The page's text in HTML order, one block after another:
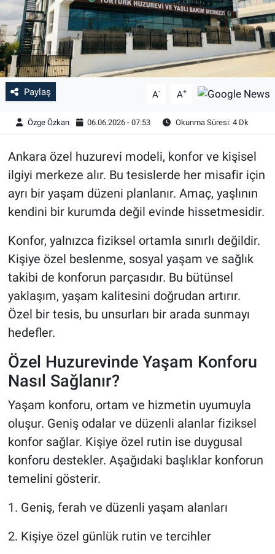
Paylaş A- A+
Özge Özkan 06.06.2026 - 07:53 Okunma Süresi: 4 Dk
Ankara özel huzurevi modeli, konfor ve kişisel
ilgiyi merkeze alır. Bu tesislerde her misafir için
ayrı bir yaşam düzeni planlanır. Amaç, yaşlının
kendini bir kurumda değil evinde hissetmesidir.
Konfor, yalnızca fiziksel ortamla sınırlı değildir.
Kişiye özel beslenme, sosyal yaşam ve sağlık
takibi de konforun parçasıdır. Bu bütünsel
yaklaşım, yaşam kalitesini doğrudan artırır.
Özel bir tesis, bu unsurları bir arada sunmayı
hedefler.
Özel Huzurevinde Yaşam Konforu
Nasıl Sağlanır?
Yaşam konforu, ortam ve hizmetin uyumuyla
oluşur. Geniş odalar ve düzenli alanlar fiziksel
konfor sağlar. Kişiye özel rutin ise duygusal
konforu destekler. Aşağıdaki başlıklar konforun
temelini gösterir.
1. Geniş, ferah ve düzenli yaşam alanları
2. Kişiye özel günlük rutin ve tercihler
Özel Haber
Kültür Sanat
Eğitim
Ekonomi
Çevre
BİLİM VE TEKNOLOJİ
Şambayat Haber